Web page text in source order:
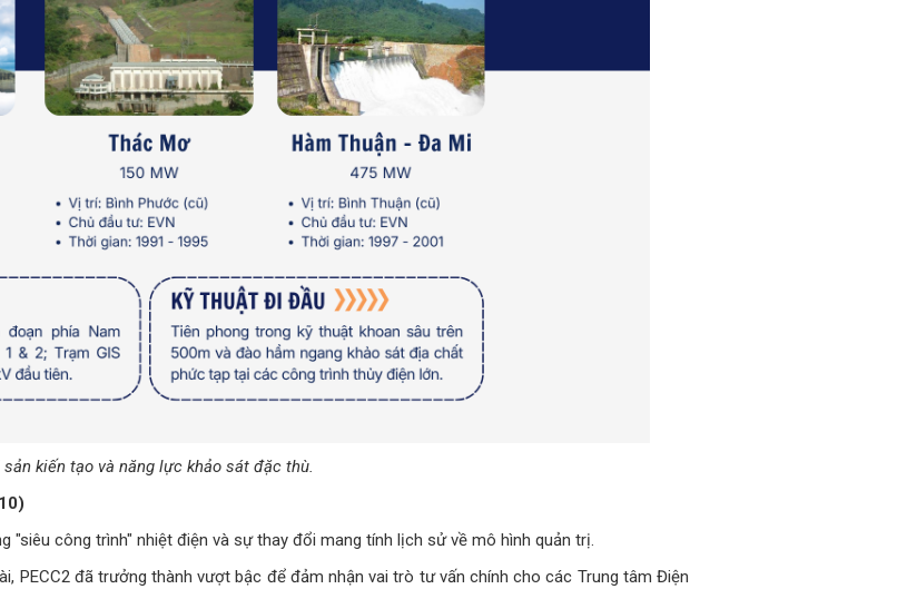
sản kiến tạo và năng lực khảo sát đặc thù.
"siêu công trình" nhiệt điện và sự thay đổi mang tính lịch sử về mô hình quản trị.
PECC2 đã trưởng thành vượt bậc để đảm nhận vai trò tư vấn chính cho các Trung tâm Điện